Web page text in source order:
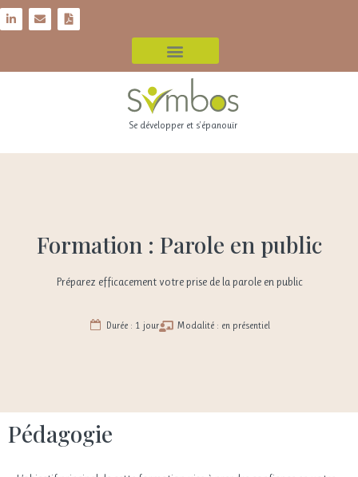
Se développer et s'épanouïr
Formation : Parole en public
Préparez efficacement votre prise de la parole en public
Durée : 1 jour Modalité : en présentiel
Pédagogie